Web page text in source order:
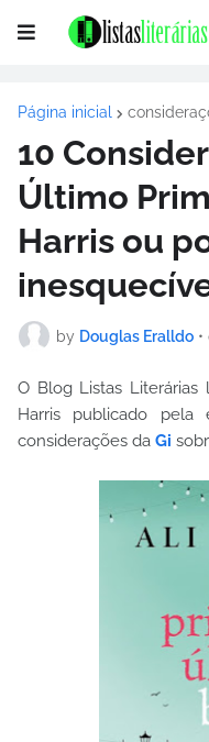
Página inicial
10
Último
Harris ou
by Douglas Eralldo •
O Blog Listas
Harris publicado pela
considerações da Gi